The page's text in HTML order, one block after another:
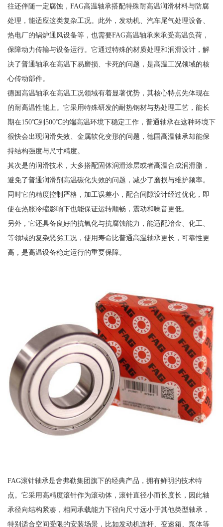
往还伴随一定腐蚀，FAG高温轴承搭配特殊耐高温润滑材料与防腐
处理，能适应这类复杂工况。此外，发动机、汽车尾气处理设备、
热电厂的锅炉通风设备等，也需要FAG高温轴承来承受高温负荷，
保障动力传输与设备运行。它通过特殊的材质处理和润滑设计，解
决了普通轴承在高温下易磨损、卡死的问题，是高温工况领域的核
心传动部件。
德国高温轴承在高温工况领域有着显著优势，其核心特点先体现在
的耐高温性能上。它采用特殊研发的耐热钢材与热处理工艺，能长
期在150℃到500℃的端高温环境下稳定工作，普通轴承在这种环境下
很快会出现润滑失效、金属软化变形的问题，德国高温轴承却能保
持结构强度与尺寸精度。
其次是的润滑技术，大多搭配固体润滑涂层或者高温合成润滑脂，
避免了普通润滑剂高温碳化失效的问题，减少了磨损与维护频率。
同时它的精度控制严格，加工误差小，配合间隙设计经过优化，即
使在热胀冷缩影响下也能保证运转顺畅，震动和噪音更低。
另外，它还具备良好的抗氧化与抗腐蚀能力，能适配冶金、化工、
等领域的复杂恶劣工况，使用寿命比普通高温轴承更长，可靠性更
高，是高温设备稳定运行的重要保障。
FAG滚针轴承是舍弗勒集团旗下的经典产品，拥有鲜明的技术特
点。它采用高精度滚针作为滚动体，滚针直径小而长度长，因此轴
承径向结构紧凑，相同承载能力下径向尺寸远小于其他类型轴承，
特别适合空间受限的安装场景，比如发动机连杆、变速箱、泵体等